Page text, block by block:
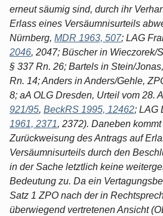
erneut säumig sind, durch ihr
Erlass eines Versäumnisurteils
Nürnberg, MDR 1963, 507; LAG
2046, 2047; Büscher in Wieczorek/
§ 337 Rn. 26; Bartels in Stein/
Rn. 14; Anders in Anders/Gehle,
8; aA OLG Dresden, Urteil vom 28.
921/95, BeckRS 1995, 12462; LAG
1961, 2371, 2372). Daneben
Zurückweisung des Antrags auf
Versäumnisurteils durch den
in der Sache letztlich keine
Bedeutung zu. Da ein
Satz 1 ZPO nach der in
überwiegend vertretenen Ansicht